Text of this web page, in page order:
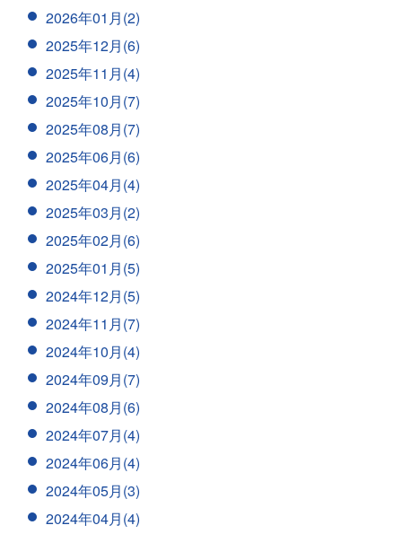
2026年01月(2)
2025年12月(6)
2025年11月(4)
2025年10月(7)
2025年08月(7)
2025年06月(6)
2025年04月(4)
2025年03月(2)
2025年02月(6)
2025年01月(5)
2024年12月(5)
2024年11月(7)
2024年10月(4)
2024年09月(7)
2024年08月(6)
2024年07月(4)
2024年06月(4)
2024年05月(3)
2024年04月(4)